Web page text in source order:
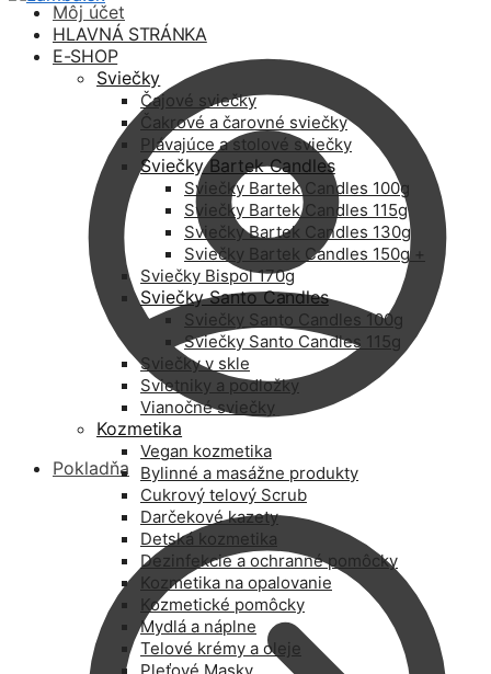
Môj účet
Pokladňa
HLAVNÁ STRÁNKA
E-SHOP
Sviečky
Čajové sviečky
Čakrové a čarovné sviečky
Plávajúce a stolové sviečky
Sviečky Bartek Candles
Sviečky Bartek Candles 100g
Sviečky Bartek Candles 115g
Sviečky Bartek Candles 130g
Sviečky Bartek Candles 150g +
Sviečky Bispol 170g
Sviečky Santo Candles
Sviečky Santo Candles 100g
Sviečky Santo Candles 115g
Sviečky v skle
Svietniky a podložky
Vianočné sviečky
Kozmetika
Vegan kozmetika
Bylinné a masážne produkty
Cukrový telový Scrub
Darčekové kazety
Detská kozmetika
Dezinfekcie a ochranné pomôcky
Kozmetika na opalovanie
Kozmetické pomôcky
Mydlá a náplne
Telové krémy a oleje